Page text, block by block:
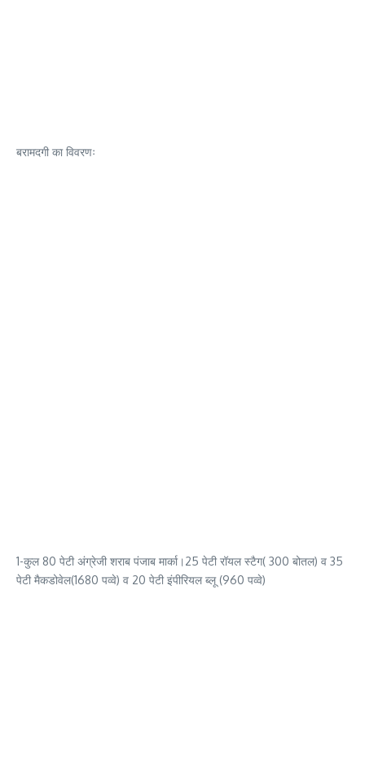
बरामदगी का विवरणः
1-कुल 80 पेटी अंग्रेजी शराब पंजाब मार्का।25 पेटी रॉयल स्टैग( 300 बोतल) व 35
पेटी मैकडोवेल(1680 पव्वे) व 20 पेटी इंपीरियल ब्लू (960 पव्वे)